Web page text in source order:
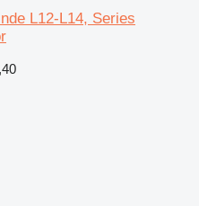
L12-L14, Series